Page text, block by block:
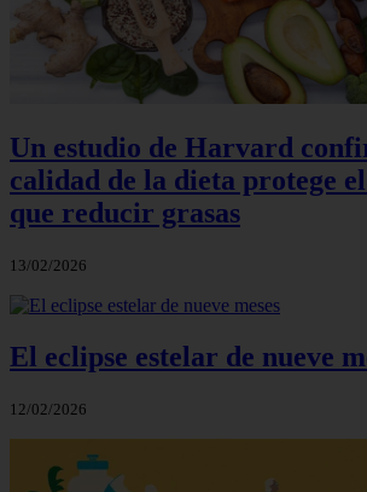
Un estudio de Harvard
calidad de la dieta protege
que reducir grasas
13/02/2026
El eclipse estelar de nueve
12/02/2026